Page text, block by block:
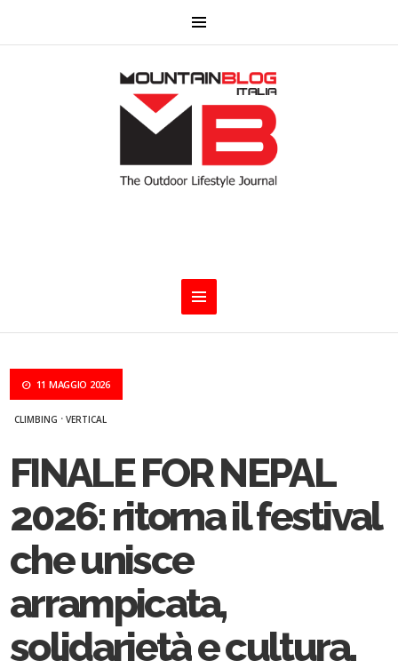
11 MAGGIO 2026
CLIMBING ·VERTICAL
FINALE FOR NEPAL
2026: ritorna il festival
che unisce
arrampicata,
solidarietà e cultura.